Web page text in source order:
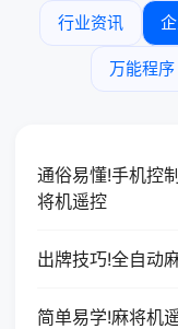
行业资讯
万能程序
通俗易懂!手机控
将机遥控
出牌技巧!全自动
简单易学!麻将机